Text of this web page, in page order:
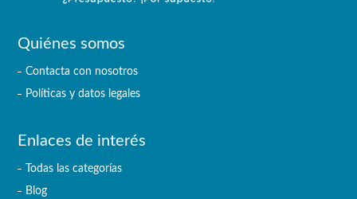
Quiénes somos
Contacta con nosotros
Políticas y datos legales
Enlaces de interés
Todas las categorías
Blog